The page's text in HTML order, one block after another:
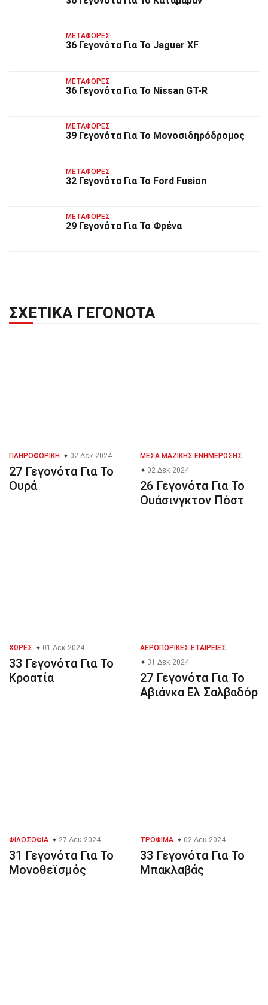
ΜΕΤΑΦΟΡΈΣ
36 Γεγονότα Για Το Jaguar XF
ΜΕΤΑΦΟΡΈΣ
36 Γεγονότα Για Το Nissan GT-R
ΜΕΤΑΦΟΡΈΣ
39 Γεγονότα Για Το Μονοσιδηρόδρομος
ΜΕΤΑΦΟΡΈΣ
32 Γεγονότα Για Το Ford Fusion
ΜΕΤΑΦΟΡΈΣ
29 Γεγονότα Για Το Φρένα
ΣΧΕΤΙΚΆ ΓΕΓΟΝΌΤΑ
ΠΛΗΡΟΦΟΡΙΚΉ 02 Δεκ 2024
27 Γεγονότα Για Το
Ουρά
ΜΈΣΑ ΜΑΖΙΚΉΣ ΕΝΗΜΈΡΩΣΗΣ
02 Δεκ 2024
26 Γεγονότα Για Το
Ουάσινγκτον Πόστ
ΧΏΡΕΣ 01 Δεκ 2024
33 Γεγονότα Για Το
Κροατία
ΑΕΡΟΠΟΡΙΚΈΣ ΕΤΑΙΡΕΊΕΣ
31 Δεκ 2024
27 Γεγονότα Για Το
Αβιάνκα Ελ Σαλβαδόρ
ΦΙΛΟΣΟΦΊΑ 27 Δεκ 2024
31 Γεγονότα Για Το
Μονοθεϊσμός
ΤΡΌΦΙΜΑ 02 Δεκ 2024
33 Γεγονότα Για Το
Μπακλαβάς